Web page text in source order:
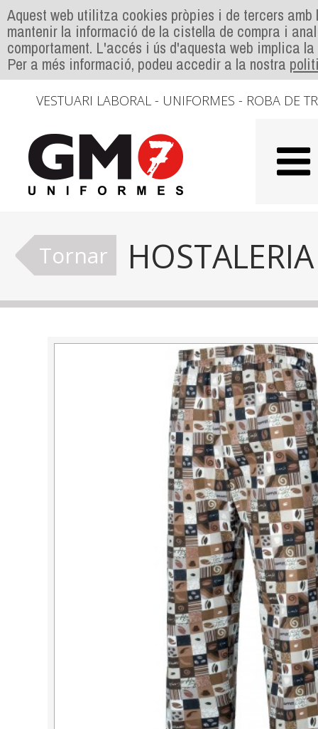
Aquest web utilitza cookies pròpies i de tercers
mantenir la informació de la cistella de compra i
comportament. L'accés i ús d'aquesta web implica
Per a més informació, podeu accedir a la nostra
VESTUARI LABORAL - UNIFORMES - ROBA DE
Tornar HOSTALERIA